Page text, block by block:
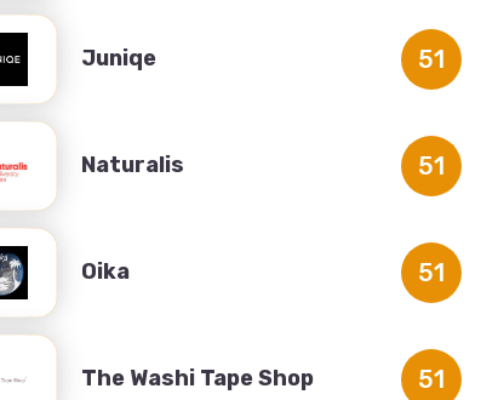
Juniqe 51
Naturalis 51
Oika 51
The Washi Tape Shop 51